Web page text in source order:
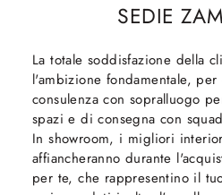
SEDIE
La totale soddisfazione della
l'ambizione fondamentale,
consulenza con sopralluogo
spazi e di consegna con
In showroom, i migliori
affiancheranno durante
per te, che rappresentino il